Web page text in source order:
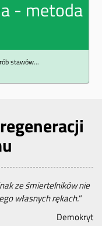
- metoda
stawów...
ze śmier­telników nie
włas­nych rękach."
Demokryt